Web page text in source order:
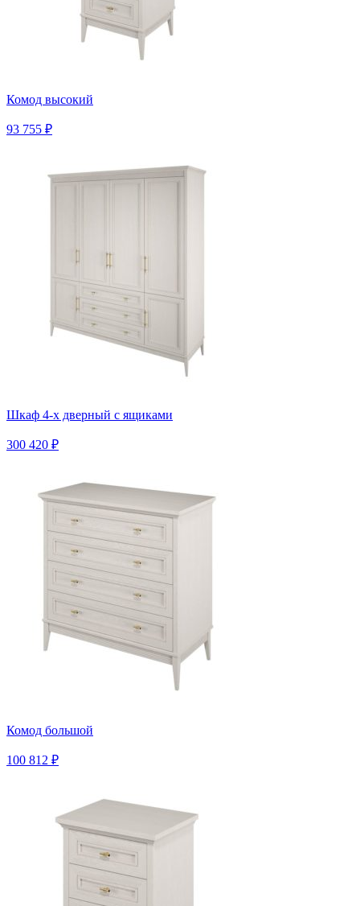
Комод высокий
93 755 ₽
Шкаф 4-х дверный с ящиками
300 420 ₽
Комод большой
100 812 ₽